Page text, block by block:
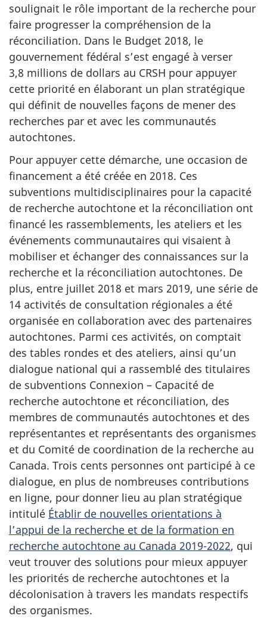
soulignait le rôle important de la recherche pour
faire progresser la compréhension de la
réconciliation. Dans le Budget 2018, le
gouvernement fédéral s’est engagé à verser
3,8 millions de dollars au CRSH pour appuyer
cette priorité en élaborant un plan stratégique
qui définit de nouvelles façons de mener des
recherches par et avec les communautés
autochtones.
Pour appuyer cette démarche, une occasion de
financement a été créée en 2018. Ces
subventions multidisciplinaires pour la capacité
de recherche autochtone et la réconciliation ont
financé les rassemblements, les ateliers et les
événements communautaires qui visaient à
mobiliser et échanger des connaissances sur la
recherche et la réconciliation autochtones. De
plus, entre juillet 2018 et mars 2019, une série de
14 activités de consultation régionales a été
organisée en collaboration avec des partenaires
autochtones. Parmi ces activités, on comptait
des tables rondes et des ateliers, ainsi qu’un
dialogue national qui a rassemblé des titulaires
de subventions Connexion – Capacité de
recherche autochtone et réconciliation, des
membres de communautés autochtones et des
représentantes et représentants des organismes
et du Comité de coordination de la recherche au
Canada. Trois cents personnes ont participé à ce
dialogue, en plus de nombreuses contributions
en ligne, pour donner lieu au plan stratégique
intitulé Établir de nouvelles orientations à
l’appui de la recherche et de la formation en
recherche autochtone au Canada 2019-2022, qui
veut trouver des solutions pour mieux appuyer
les priorités de recherche autochtones et la
décolonisation à travers les mandats respectifs
des organismes.